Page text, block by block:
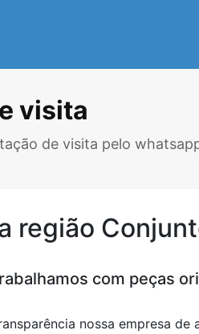
visita
de visita pelo
região
com peças
nossa empresa